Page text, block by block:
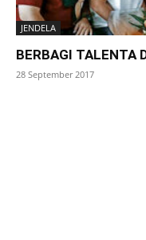
JENDELA
BERBAGI TALENTA
28 September 2017